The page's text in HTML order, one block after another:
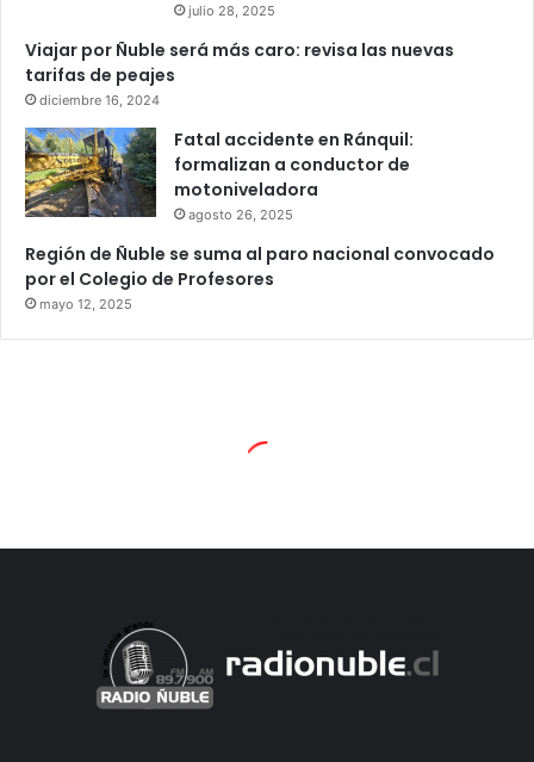
julio 28, 2025
Viajar por Ñuble será más caro: revisa las nuevas
tarifas de peajes
diciembre 16, 2024
Fatal accidente en Ránquil:
formalizan a conductor de
motoniveladora
agosto 26, 2025
Región de Ñuble se suma al paro nacional convocado
por el Colegio de Profesores
mayo 12, 2025